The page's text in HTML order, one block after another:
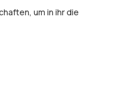
um in ihr die